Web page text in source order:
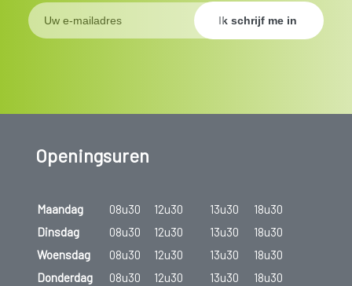
Openingsuren
Maandag 08u30 12u30 13u30
18u30
Dinsdag
08u30 12u30 13u30
18u30
Woensdag
08u30 12u30 13u30
18u30
Donderdag
08u30 12u30 13u30
18u30